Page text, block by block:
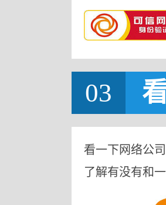
03
看一下网络公司
了解有没有和